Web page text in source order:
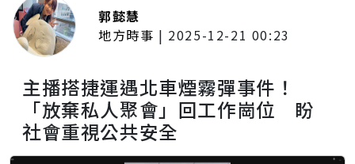
郭懿慧
地方時事 | 2025-12-21 00:23
主播搭捷運遇北車煙霧彈事件！
「放棄私人聚會」回工作崗位 盼
社會重視公共安全